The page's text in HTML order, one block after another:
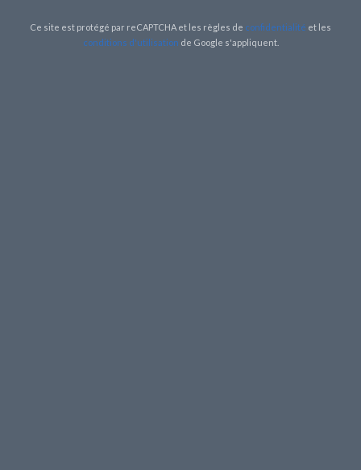
Ce site est protégé par reCAPTCHA et les règles de confidentialité et les
conditions d'utilisation de Google s'appliquent.